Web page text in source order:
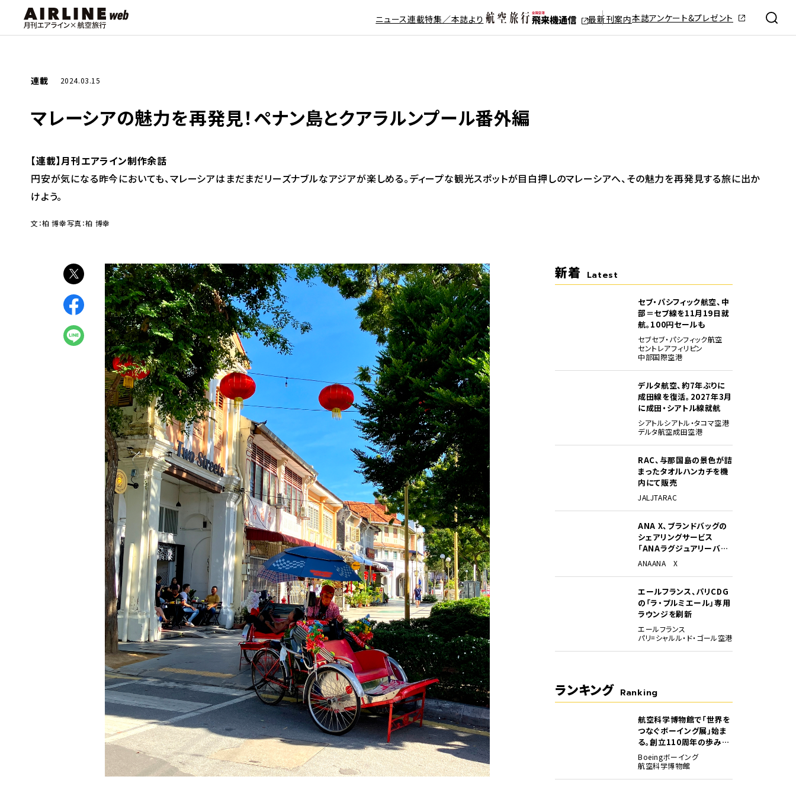
ニュース連載特集／本誌より 最新刊案内本誌アンケート&プレゼント
連載 2024.03.15
マレーシアの魅力を再発見！ペナン島とクアラルンプール番外編
【連載】月刊エアライン制作余話
円安が気になる昨今においても、マレーシアはまだまだリーズナブルなアジアが楽しめる。ディープな観光スポットが目白押しのマレーシアへ、その魅力を再発見する旅に出か
けよう。
文：柏 博幸写真：柏 博幸
新着 Latest
セブ・パシフィック航空、中
部＝セブ線を11月19日就
航。100円セールも
セブセブ・パシフィック航空
セントレアフィリピン
中部国際空港
デルタ航空、約7年ぶりに
成田線を復活。2027年3月
に成田・シアトル線就航
シアトルシアトル・タコマ空港
デルタ航空成田空港
RAC、与那国島の景色が詰
まったタオルハンカチを機
内にて販売
JAL JTARAC
ANA X、ブランドバッグの
シェアリングサービス
「ANAラグジュアリーバッ
グ」開始
ANAANA X
エールフランス、パリCDG
の「ラ・プルミエール」専用
ラウンジを刷新
エールフランス
パリ=シャルル・ド・ゴール空港
ランキング Ranking
航空科学博物館で「世界を
つなぐボーイング展」始ま
る。創立110周年の歩みを
貴重な資料でたどる
Boeingボーイング
航空科学博物館